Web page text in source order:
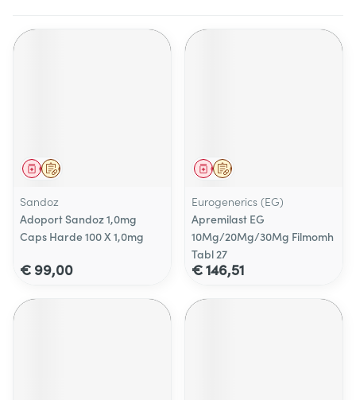
Op voorschrift
Geneesmiddel
Sandoz
Adoport Sandoz 1,0mg
Caps Harde 100 X 1,0mg
€ 99,00
Op voorschrift
Geneesmiddel
Eurogenerics (EG)
Apremilast EG
10Mg/20Mg/30Mg Filmomh
Tabl 27
€ 146,51